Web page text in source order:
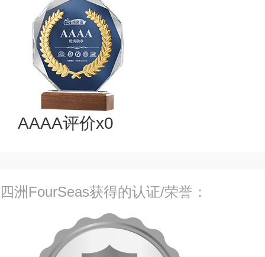
AAAA评价x0
四洲FourSeas获得的认证/荣誉：